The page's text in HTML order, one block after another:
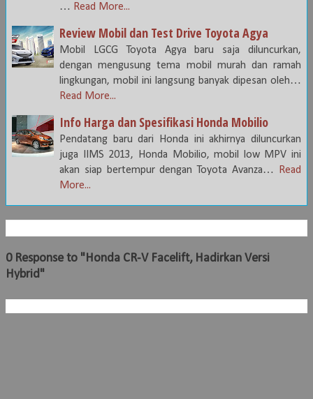
… Read More...
Review Mobil dan Test Drive Toyota Agya
Mobil LGCG Toyota Agya baru saja diluncurkan,
dengan mengusung tema mobil murah dan ramah
lingkungan, mobil ini langsung banyak dipesan oleh…
Read More...
Info Harga dan Spesifikasi Honda Mobilio
Pendatang baru dari Honda ini akhirnya diluncurkan
juga IIMS 2013, Honda Mobilio, mobil low MPV ini
akan siap bertempur dengan Toyota Avanza…
Read
More...
0 Response to "Honda CR-V Facelift, Hadirkan Versi
Hybrid"